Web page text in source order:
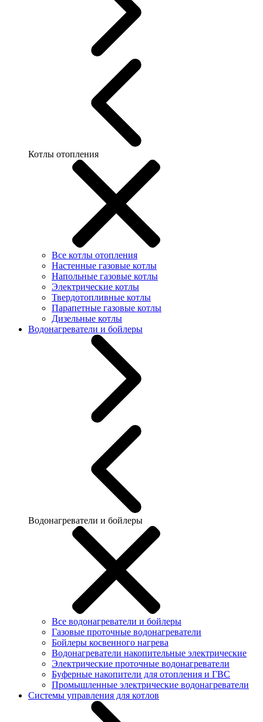
Котлы отопления
Все котлы отопления
Настенные газовые котлы
Напольные газовые котлы
Электрические котлы
Твердотопливные котлы
Парапетные газовые котлы
Дизельные котлы
Водонагреватели и бойлеры
Водонагреватели и бойлеры
Все водонагреватели и бойлеры
Газовые проточные водонагреватели
Бойлеры косвенного нагрева
Водонагреватели накопительные электрические
Электрические проточные водонагреватели
Буферные накопители для отопления и ГВС
Промышленные электрические водонагреватели
Системы управления для котлов